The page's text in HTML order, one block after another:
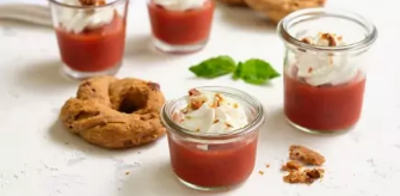
Durata
20 min
Difficoltà
Facile
Persone
6